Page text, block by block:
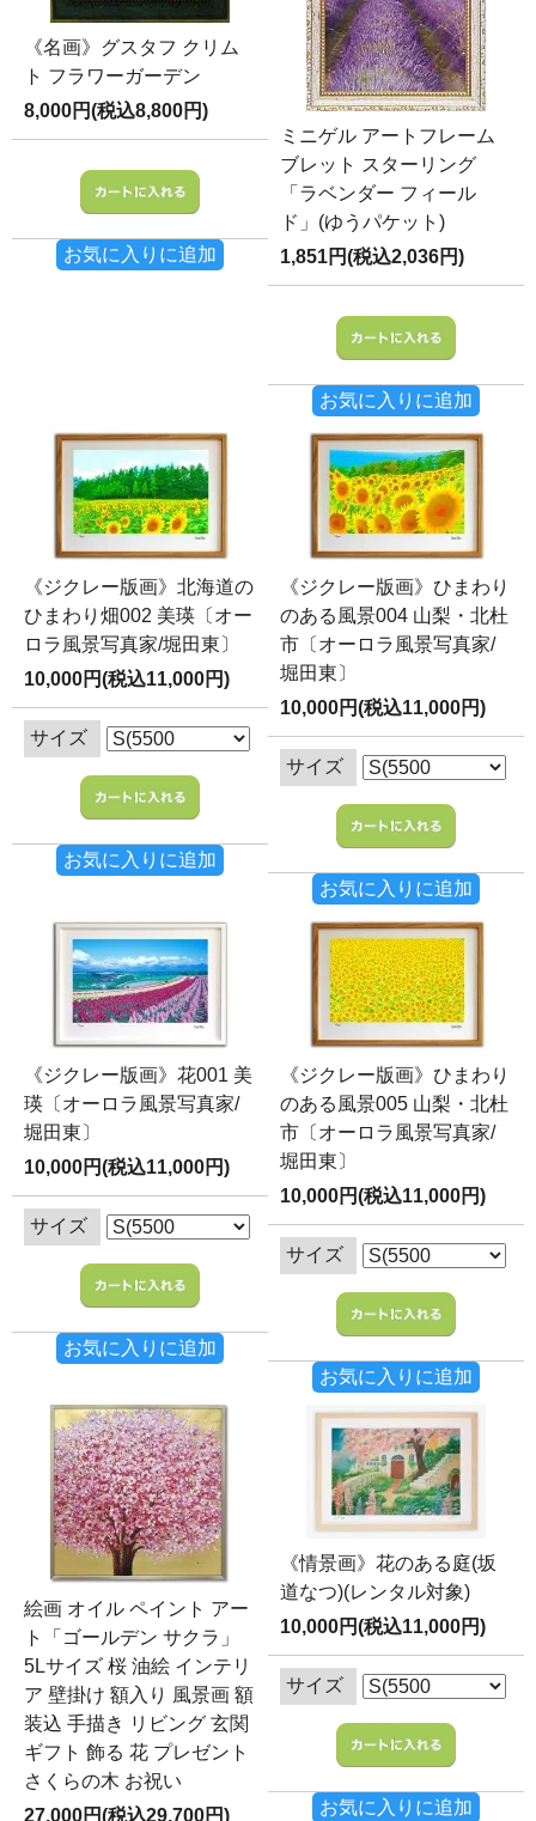
《名画》グスタフ クリム
ト フラワーガーデン
8,000円(税込8,800円)
お気に入りに追加
ミニゲル アートフレーム
ブレット スターリング
「ラベンダー フィール
ド」(ゆうパケット)
1,851円(税込2,036円)
お気に入りに追加
《ジクレー版画》北海道の
ひまわり畑002 美瑛〔オー
ロラ風景写真家/堀田東〕
10,000円(税込11,000円)
サイズ
お気に入りに追加
《ジクレー版画》ひまわり
のある風景004 山梨・北杜
市〔オーロラ風景写真家/
堀田東〕
10,000円(税込11,000円)
サイズ
お気に入りに追加
《ジクレー版画》花001 美
瑛〔オーロラ風景写真家/
堀田東〕
10,000円(税込11,000円)
サイズ
お気に入りに追加
《ジクレー版画》ひまわり
のある風景005 山梨・北杜
市〔オーロラ風景写真家/
堀田東〕
10,000円(税込11,000円)
サイズ
お気に入りに追加
絵画 オイル ペイント アー
ト「ゴールデン サクラ」
5Lサイズ 桜 油絵 インテリ
ア 壁掛け 額入り 風景画 額
装込 手描き リビング 玄関
ギフト 飾る 花 プレゼント
さくらの木 お祝い
27,000円(税込29,700円)
《情景画》花のある庭(坂
道なつ)(レンタル対象)
10,000円(税込11,000円)
サイズ
お気に入りに追加